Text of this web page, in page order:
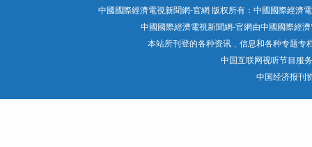
中國國際經濟電視新聞網-官網 版权所有：中國國際經
中國國際經濟電視新聞網-官網由中國國際經
本站所刊登的各种资讯﹑信息和各种专题专
中国互联网视听节目服
中国经济报刊